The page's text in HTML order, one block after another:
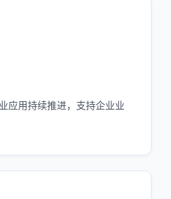
应用持续推进，支持企业业